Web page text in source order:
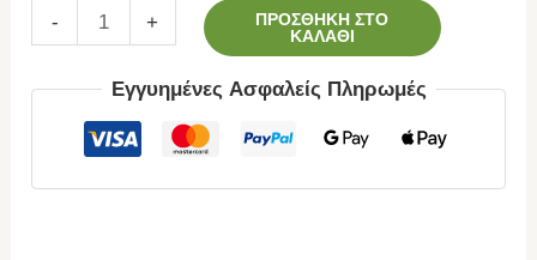
- +
ΠΡΟΣΘΉΚΗ ΣΤΟ
ΚΑΛΆΘΙ
Εγγυημένες Ασφαλείς Πληρωμές